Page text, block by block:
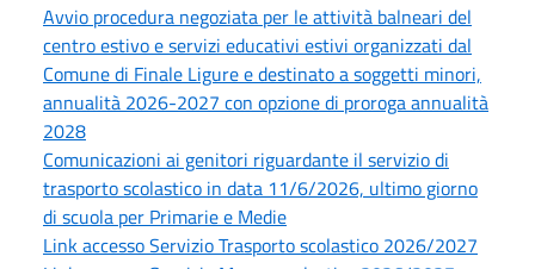
Avvio procedura negoziata per le attività balneari del
centro estivo e servizi educativi estivi organizzati dal
Comune di Finale Ligure e destinato a soggetti minori,
annualità 2026-2027 con opzione di proroga annualità
2028
Comunicazioni ai genitori riguardante il servizio di
trasporto scolastico in data 11/6/2026, ultimo giorno
di scuola per Primarie e Medie
Link accesso Servizio Trasporto scolastico 2026/2027